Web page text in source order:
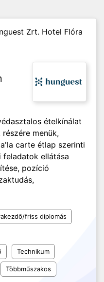
Zrt. Hotel Flóra
ételkínálat
menük,
carte étlap szerinti
feladatok ellátása
pozíció
friss diplomás
Technikum
Többműszakos